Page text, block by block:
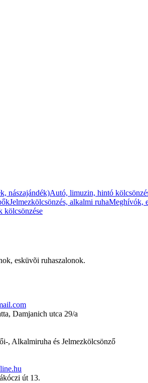
nászajándék)Autó, limuzin, hintó
Jelmezkölcsönzés, alkalmi ruhaMeghívók,
kölcsönzése
esküvõi ruhaszalonok.
Damjanich utca 29/a
, Alkalmiruha és Jelmezkölcsönző
út 13.